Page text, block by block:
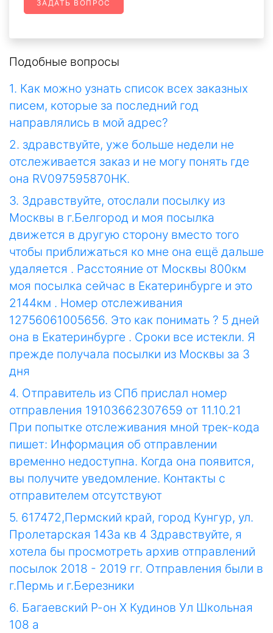
ЗАДАТЬ ВОПРОС
Подобные вопросы
1. Как можно узнать список всех заказных
писем, которые за последний год
направлялись в мой адрес?
2. здравствуйте, уже больше недели не
отслеживается заказ и не могу понять где
она RV097595870HK.
3. Здравствуйте, отослали посылку из
Москвы в г.Белгород и моя посылка
движется в другую сторону вместо того
чтобы приближаться ко мне она ещё дальше
удаляется . Расстояние от Москвы 800км
моя посылка сейчас в Екатеринбурге и это
2144км . Номер отслеживания
12756061005656. Это как понимать ? 5 дней
она в Екатеринбурге . Сроки все истекли. Я
прежде получала посылки из Москвы за 3
дня
4. Отправитель из СПб прислал номер
отправления 19103662307659 от 11.10.21
При попытке отслеживания мной трек-кода
пишет: Информация об отправлении
временно недоступна. Когда она появится,
вы получите уведомление. Контакты с
отправителем отсутствуют
5. 617472,Пермский край, город Кунгур, ул.
Пролетарская 143а кв 4 Здравствуйте, я
хотела бы просмотреть архив отправлений
посылок 2018 - 2019 гг. Отправления были в
г.Пермь и г.Березники
6. Багаевский Р-он Х Кудинов Ул Школьная
108 а